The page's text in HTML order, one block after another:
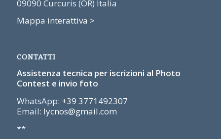
09090 Curcuris (OR) Italia
Mappa interattiva >
CONTATTI
Assistenza tecnica per iscrizioni al Photo
Contest e invio foto
WhatsApp: +39 3771492307
Email: lycnos@gmail.com
**